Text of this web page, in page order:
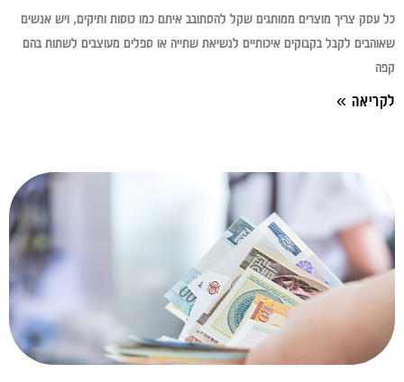
כל עסק צריך מוצרים ממותגים שקל להסתובב איתם כמו כוסות ותיקים, ויש אנשים
שאוהבים לקבל בקבוקים איכותיים לנשיאת שתייה או ספלים מעוצבים לשתות בהם
קפה
לקריאה »